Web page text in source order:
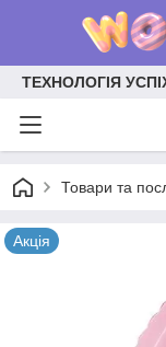
ТЕХНОЛОГІЯ
Товари та
Акція